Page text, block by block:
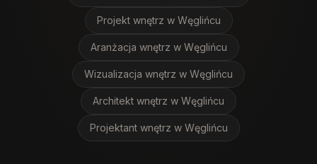
Projekt wnętrz w Węglińcu
Aranżacja wnętrz w Węglińcu
Wizualizacja wnętrz w Węglińcu
Architekt wnętrz w Węglińcu
Projektant wnętrz w Węglińcu